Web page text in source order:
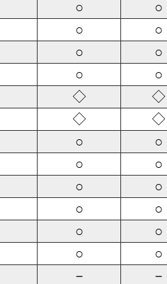
○ ○
○ ○
○ ○
○ ○
◇ ◇
◇ ◇
○ ○
○ ○
○ ○
○ ○
○ ○
○ ○
－ －